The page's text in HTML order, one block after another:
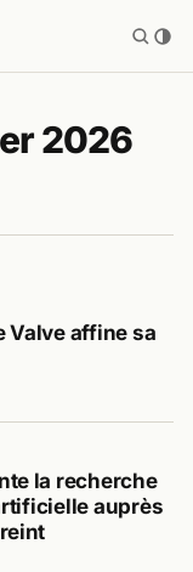
2026
Valve affine sa
la recherche
auprès